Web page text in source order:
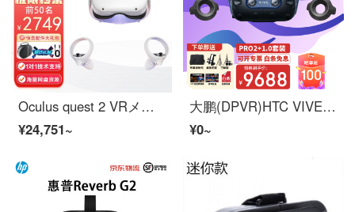
Oculus quest 2 VRメガネマシンボディセクシーゲーム機steamヘッドマウント装置VRヘッドアップリズム光剣Quest 2 128 G【購入1送9】
¥24,751~
大鹏(DPVR)HTC VIVE PRO 2单头显VR Meganepc vr头显巴查尔现实3 D赫尔梅托特特利詹特Meganepro 2 1.0基础工作
¥0~